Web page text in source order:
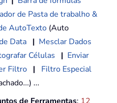
de Pasta de trabalho &
AutoTexto (Auto
Data | Mesclar Dados
Células | Enviar
Filtro |
Filtro Especial
...